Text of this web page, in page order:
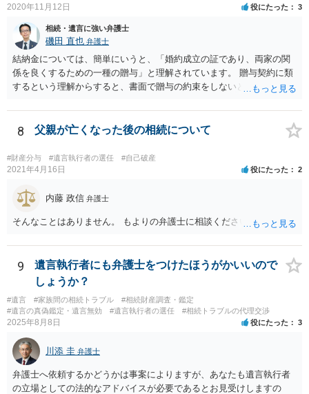
2020年11月12日 役にたった 3
相続・遺言に強い弁護士
磯田 直也 弁護士
結納金については、簡単にいうと、「婚約成立の証であり、両家の関
係を良くするための一種の贈与」と理解されています。 贈与契約に類
するという理解からすると、書面で贈与の約束をしないと相手方は支
ことは困難です。 くれぐれも今後お気をつけください。 弁護士に対応
を依頼されるのも悪くはありませんが、感情的な理由が強いと思いま
8 父親が亡くなった後の相続について
#財産分与 #遺言執行者の選任 #自己破産
2021年4月16日 役にたった 2
内藤 政信 弁護士
そんなことはありません。 もよりの弁護士に相談ください。
9
遺言執行者にも弁護士をつけたほうがかいいので
しょうか？
#遺言 #家族間の相続トラブル
#相続財産調査・鑑定
#遺言の真偽鑑定・遺言無効
#遺言執行者の選任 #相続トラブルの代理交渉
2025年8月8日 役にたった 3
川添 圭 弁護士
弁護士へ依頼するかどうかは事案によりますが、あなたも遺言執行者
の立場としての法的なアドバイスが必要であるとお見受けしますの